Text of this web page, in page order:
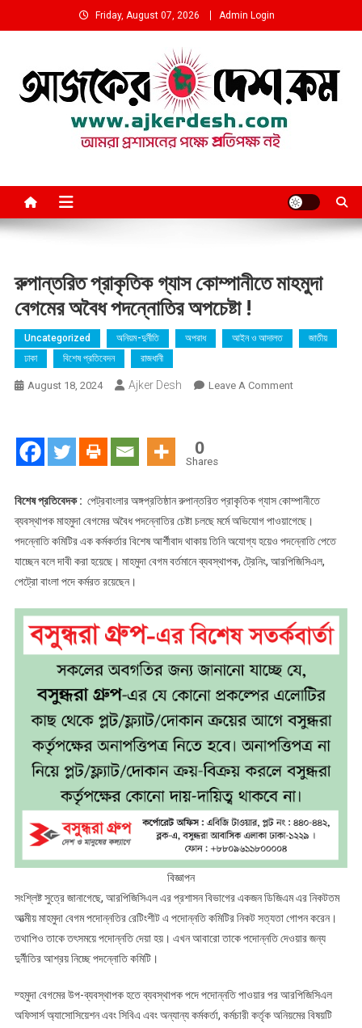
to
Friday, August 07, 2026 Admin Login
রুপান্তরিত প্রাকৃতিক গ্যাস কোম্পানীতে মাহমুদা
বেগমের অবৈধ পদন্নোতির অপচেষ্টা !
Uncategorized অনিয়ম-দুর্নীতি অপরাধ আইন ও আদালত
জাতীয়
ঢাকা
বিশেষ প্রতিবেদন রাজধানী
August 18, 2024 Ajker Desh Leave A CommentOn
বেগমের
অবৈধ
পদন্নোতির
0
Shares
বিশেষ প্রতিবেদক : পেট্রবাংলার অঙ্গপ্রতিষ্ঠান রুপান্তরিত প্রাকৃতিক গ্যাস কোম্পানীতে
ব্যবস্থাপক মাহমুদা বেগমের অবৈধ পদন্নোতির চেষ্টা চলছে মর্মে অভিযোগ পাওয়াগেছে।
পদন্নোতি কমিটির এক কর্মকর্তার বিশেষ আর্শীবাদ থাকায় তিনি অযোগ্য হয়েও পদন্নোতি পেতে
যাচ্ছেন বলে দাবী করা হয়েছে। মাহমুদা বেগম বর্তমানে ব্যবস্থাপক, ট্রেনিং, আরপিজিসিএল,
পেট্রো বাংলা পদে কর্মরত রয়েছেন।
বিজ্ঞাপন
সংশ্লিষ্ট সুত্রে জানাগেছে, আরপিজিসিএল এর প্রশাসন বিভাগের একজন ডিজিএম এর নিকটতম
আত্মীয় মাহমুদা বেগম পদোন্নতির রেটিংশীট এ পদোন্নতি কমিটির নিকট সত্যতা গোপন করেন।
তথাপিও তাকে তৎসময়ে পদোন্নতি দেয়া হয়। এখন আবারো তাকে পদোন্নতি দেওয়ার জন্য
দুর্নীতির আশ্রয় নিচ্ছে পদন্নোতি কমিটি।
ম্হমুদা বেগমের উপ-ব্যবস্থাপক হতে ব্যবস্থাপক পদে পদোন্নতি পাওয়ার পর আরপিজিসিএল
অফিসার্স অ্যাসোসিয়েশন এবং সিবিএ এবং অন্যান্য কর্মকর্তা, কর্মচারী কর্তৃক অনিয়মের বিষয়টি